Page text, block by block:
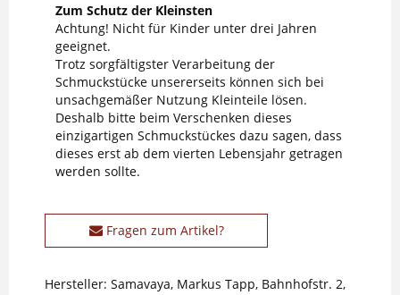
Zum Schutz der Kleinsten
Achtung! Nicht für Kinder unter drei Jahren
geeignet.
Trotz sorgfältigster Verarbeitung der
Schmuckstücke unsererseits können sich bei
unsachgemäßer Nutzung Kleinteile lösen.
Deshalb bitte beim Verschenken dieses
einzigartigen Schmuckstückes dazu sagen, dass
dieses erst ab dem vierten Lebensjahr getragen
werden sollte.
Fragen zum Artikel?
Hersteller: Samavaya, Markus Tapp, Bahnhofstr. 2,